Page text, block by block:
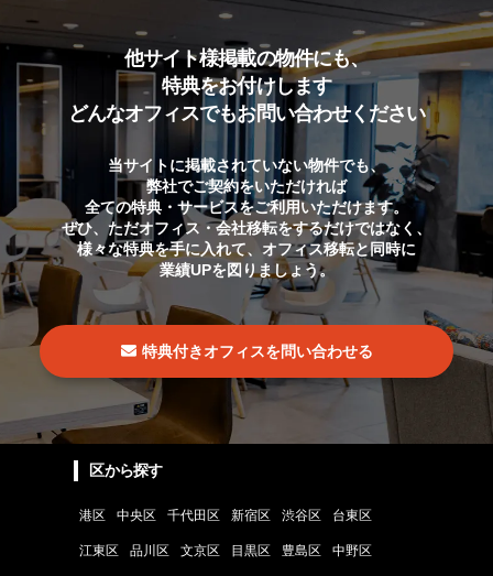
他サイト様掲載の物件にも、
特典をお付けします
どんなオフィスでもお問い合わせください
当サイトに掲載されていない物件でも、
弊社でご契約をいただければ
全ての特典・サービスをご利用いただけます。
ぜひ、ただオフィス・会社移転をするだけではなく、
様々な特典を手に入れて、オフィス移転と同時に
業績UPを図りましょう。
特典付きオフィスを問い合わせる
区から探す
港区 中央区 千代田区 新宿区 渋谷区 台東区
江東区 品川区 文京区 目黒区 豊島区 中野区